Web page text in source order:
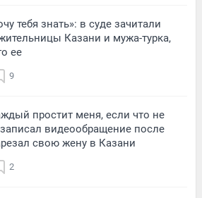
тебя знать»: в суде зачитали
Казани и мужа-турка,
ее
9
простит меня, если что не
записал видеообращение после
свою жену в Казани
2